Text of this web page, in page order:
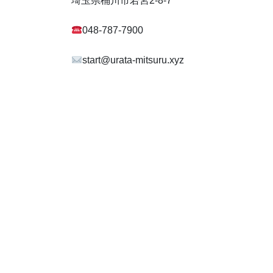
048-787-7900
start@urata-mitsuru.xyz